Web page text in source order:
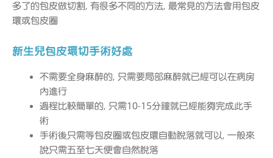
多了的包皮做切割, 有很多不同的方法, 最常見的方法會用包皮
環或包皮圈
新生兒包皮環切手術好處
不需要全身麻醉的, 只需要局部麻醉就已經可以在病房
內進行
過程比較簡單的, 只需10-15分鐘就已經能夠完成此手
術
手術後只需等包皮圈或包皮環自動脫落就可以, 一般來
說只需五至七天便會自然脫落